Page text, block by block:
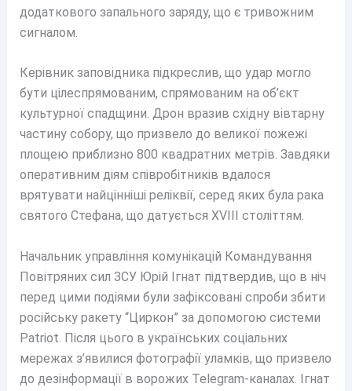
додаткового запального заряду, що є тривожним
сигналом.
Керівник заповідника підкреслив, що удар могло
бути цілеспрямованим, спрямованим на об’єкт
культурної спадщини. Дрон вразив східну вівтарну
частину собору, що призвело до великої пожежі
площею приблизно 800 квадратних метрів. Завдяки
оперативним діям співробітників вдалося
врятувати найцінніші реліквії, серед яких була рака
святого Стефана, що датується XVIII століттям.
Начальник управління комунікацій Командування
Повітряних сил ЗСУ Юрій Ігнат підтвердив, що в ніч
перед цими подіями були зафіксовані спроби збити
російську ракету “Циркон” за допомогою системи
Patriot. Після цього в українських соціальних
мережах з’явилися фотографії уламків, що призвело
до дезінформації в ворожих Telegram-каналах. Ігнат